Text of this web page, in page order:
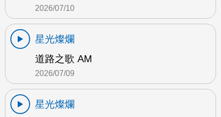
2026/07/10
星光燦爛
道路之歌 AM
2026/07/09
星光燦爛